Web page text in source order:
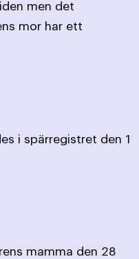
men det
mor har ett
i spärregistret den 1
mamma den 28